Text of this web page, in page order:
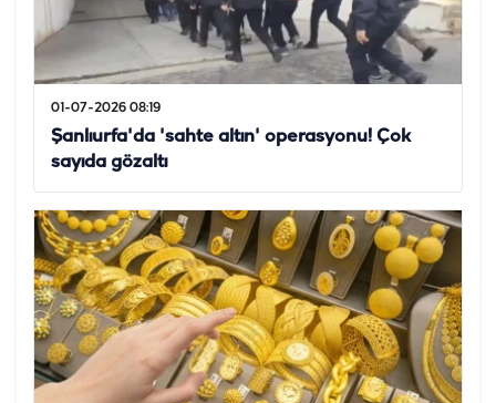
01-07-2026 08:19
Şanlıurfa'da 'sahte altın' operasyonu! Çok
sayıda gözaltı